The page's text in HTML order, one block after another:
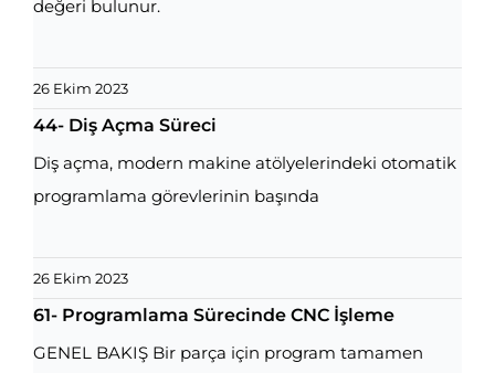
değeri bulunur.
26 Ekim 2023
44- Diş Açma Süreci
Diş açma, modern makine atölyelerindeki otomatik
programlama görevlerinin başında
26 Ekim 2023
61- Programlama Sürecinde CNC İşleme
GENEL BAKIŞ Bir parça için program tamamen